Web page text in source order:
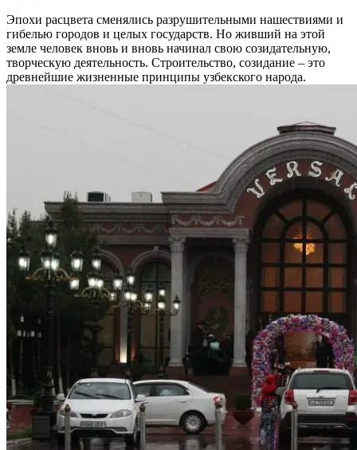
Эпохи расцвета сменялись разрушительными нашествиями и
гибелью городов и целых государств. Но живший на этой
земле человек вновь и вновь начинал свою созидательную,
творческую деятельность. Строительство, созидание – это
древнейшие жизненные принципы узбекского народа.